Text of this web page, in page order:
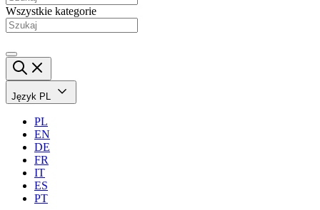
Wszystkie kategorie
Język PL
PL
EN
DE
FR
IT
ES
PT